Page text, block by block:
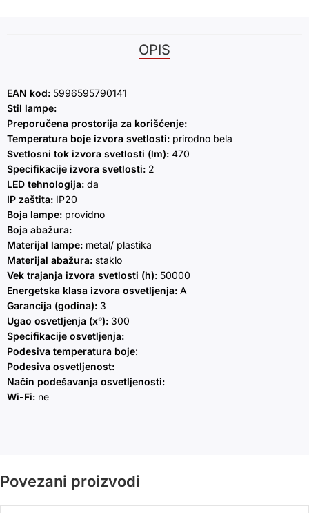
OPIS
EAN kod: 5996595790141
Stil lampe:
Preporučena prostorija za korišćenje:
Temperatura boje izvora svetlosti: prirodno bela
Svetlosni tok izvora svetlosti (lm): 470
Specifikacije izvora svetlosti: 2
LED tehnologija: da
IP zaštita: IP20
Boja lampe: providno
Boja abažura:
Materijal lampe: metal/ plastika
Materijal abažura: staklo
Vek trajanja izvora svetlosti (h): 50000
Energetska klasa izvora osvetljenja: A
Garancija (godina): 3
Ugao osvetljenja (x°): 300
Specifikacije osvetljenja:
Podesiva temperatura boje:
Podesiva osvetljenost:
Način podešavanja osvetljenosti:
Wi-Fi: ne
Povezani proizvodi